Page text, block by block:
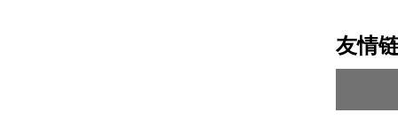
友情